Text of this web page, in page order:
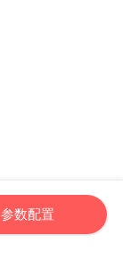
参数配置